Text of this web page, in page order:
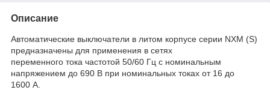
Описание
Автоматические выключатели в литом корпусе серии NXM (S)
предназначены для применения в сетях
переменного тока частотой 50/60 Гц с номинальным
напряжением до 690 В при номинальных токах от 16 до
1600 A.